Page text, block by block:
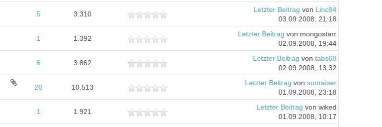
5 3.310
Letzter Beitrag von Linc84
03.09.2008, 21:18
1 1.392
Letzter Beitrag von mongostarr
02.09.2008, 19:44
6 3.862
Letzter Beitrag von tabs68
02.09.2008, 13:32
20 10.513
Letzter Beitrag von sunraiser
01.09.2008, 23:18
1 1.921
Letzter Beitrag von wiked
01.09.2008, 10:17